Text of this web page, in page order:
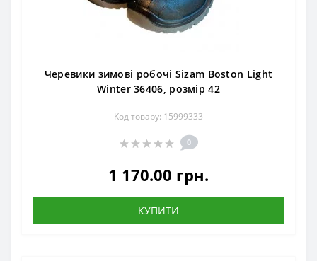
Черевики зимові робочі Sizam Boston Light
Winter 36406, розмір 42
Код товару: 15999333
0
1 170.00 грн.
КУПИТИ